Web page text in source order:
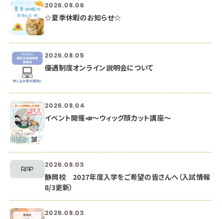
2026.08.06
☆夏季休暇のお知らせ☆
2026.08.05
優遇制度オンライン説明会について
2026.08.04
イベント開催📣～ウィッグ顔カット講座～
2026.08.03
静岡校 2027年度入学をご希望の皆さんへ（入試情報
8/3更新）
2026.08.03